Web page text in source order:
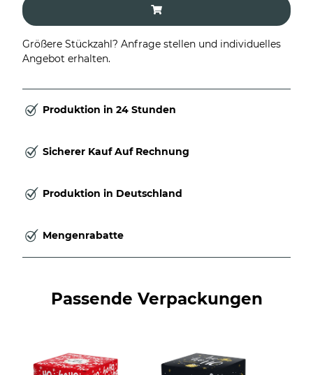
Größere Stückzahl? Anfrage stellen und individuelles
Angebot erhalten.
Produktion in 24 Stunden
Sicherer Kauf Auf Rechnung
Produktion in Deutschland
Mengenrabatte
Passende Verpackungen